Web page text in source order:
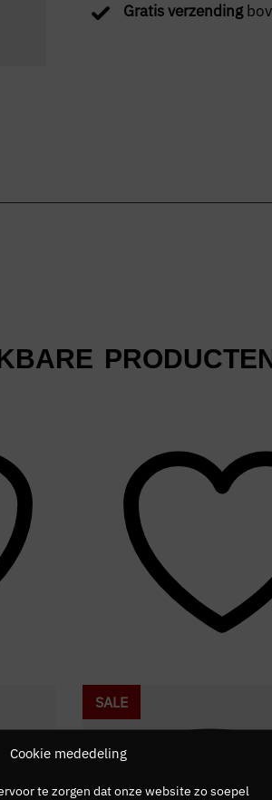
Cookie mededeling
te zorgen dat onze website zo soepel
Gratis verzending
SALE